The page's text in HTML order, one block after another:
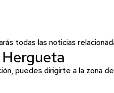
todas las noticias
puedes dirigirte a la zona